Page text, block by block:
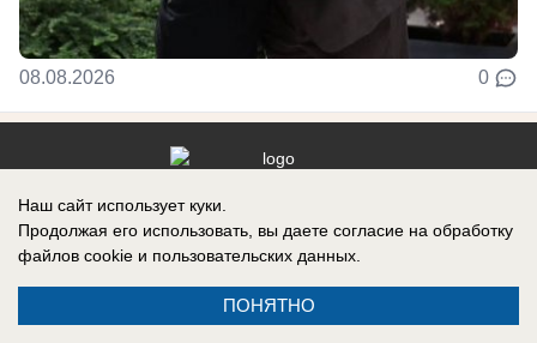
08.08.2026 0
Реклама на сайте
Контакты
Наш сайт использует куки.
Продолжая его использовать, вы даете согласие на обработку
файлов cookie и пользовательских данных.
ПОНЯТНО